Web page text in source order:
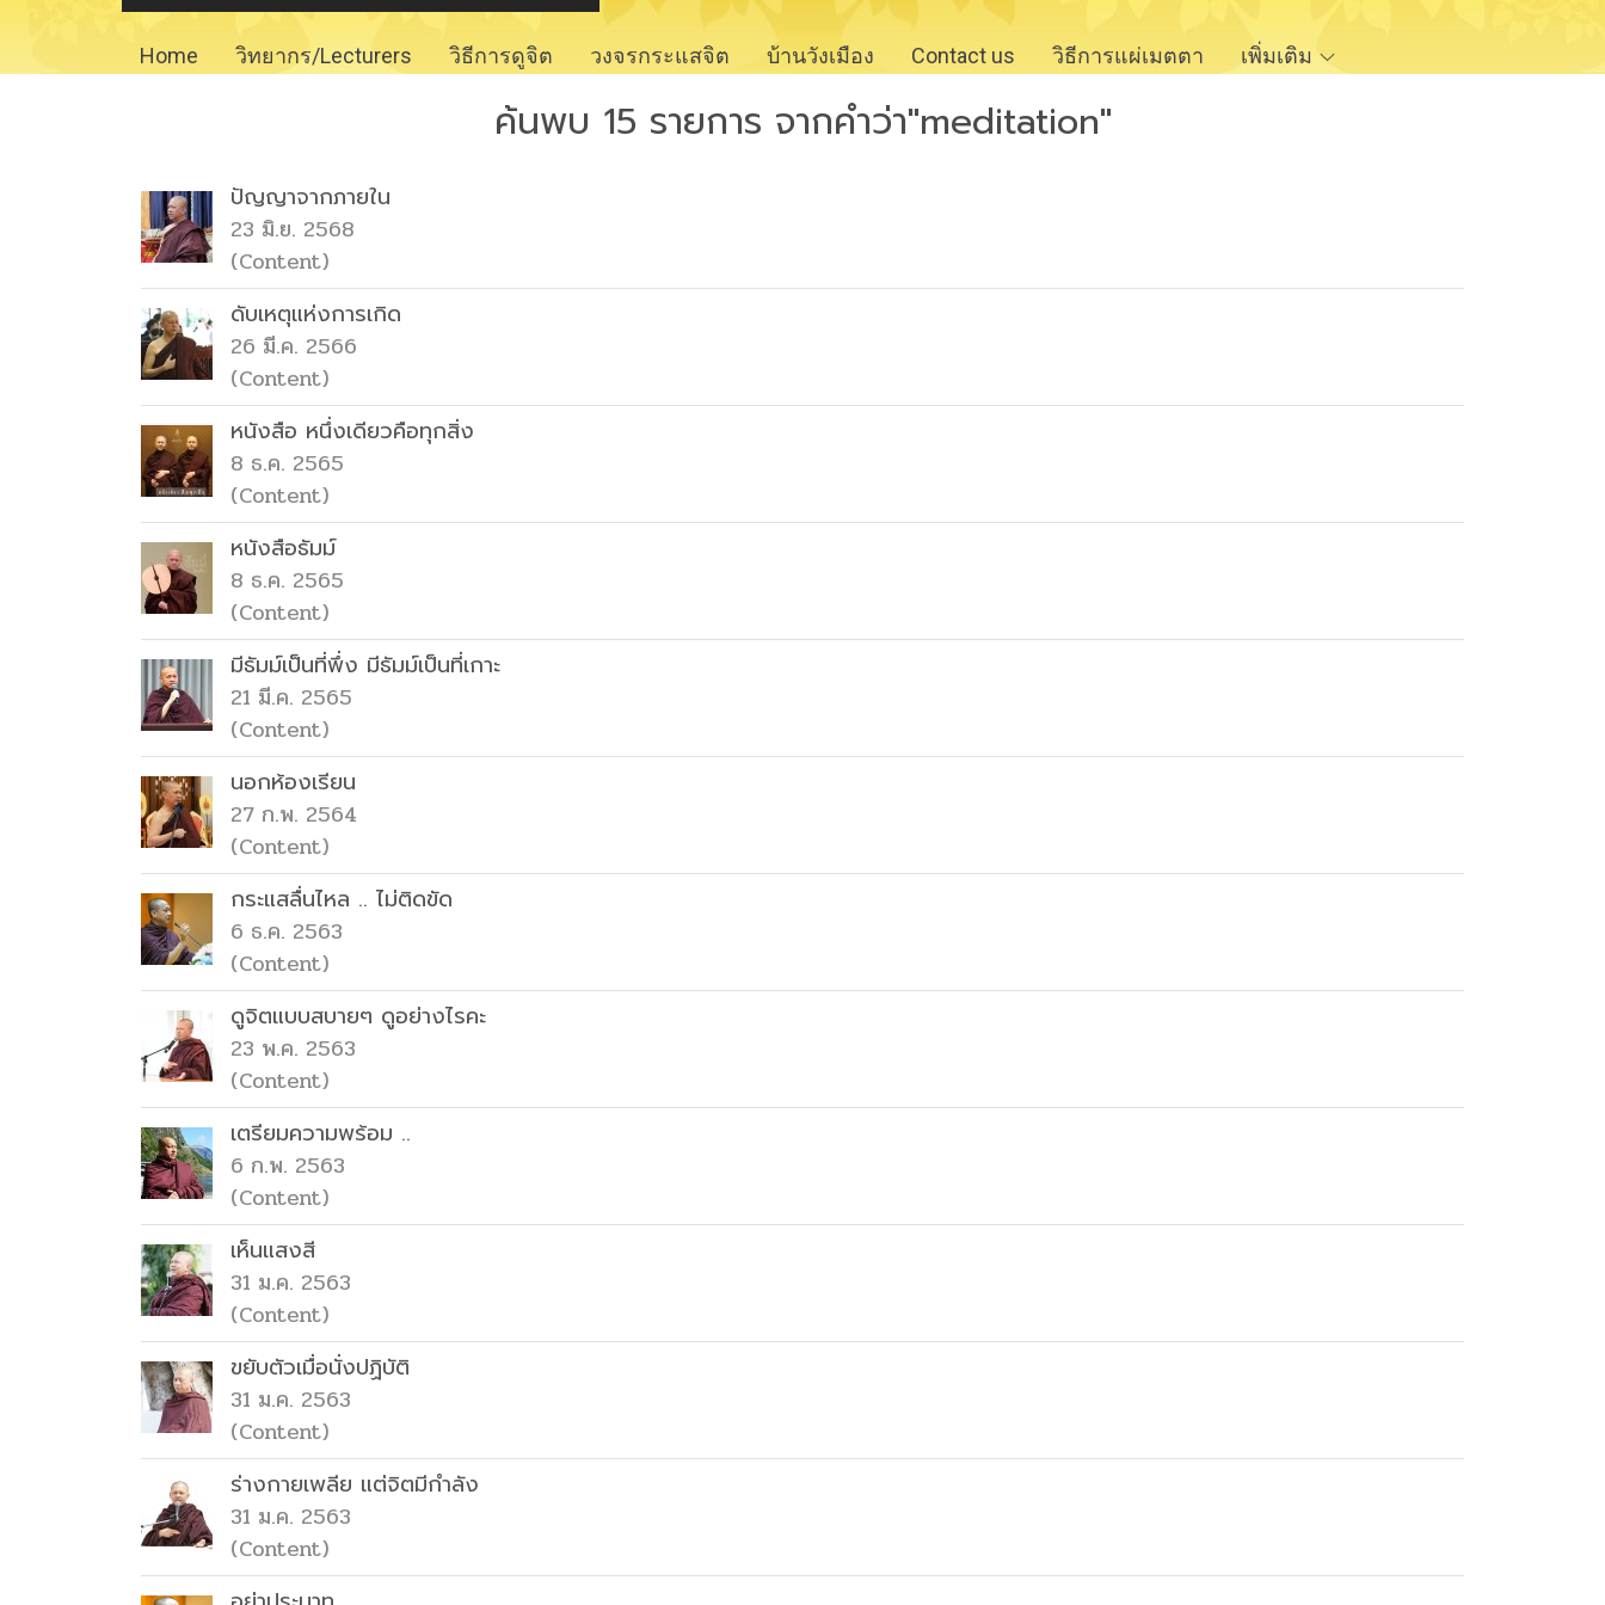
Home วิทยากร/Lecturers วิธีการดูจิต วงจรกระแสจิต บ้านวังเมือง Contact us วิธีการแผ่เมตตา เพิ่มเติม
ค้นพบ 15 รายการ จากคำว่า"meditation"
ปัญญาจากภายใน
23 มิ.ย. 2568
(Content)
ดับเหตุแห่งการเกิด
26 มี.ค. 2566
(Content)
หนังสือ หนึ่งเดียวคือทุกสิ่ง
8 ธ.ค. 2565
(Content)
หนังสือธัมม์
8 ธ.ค. 2565
(Content)
มีธัมม์เป็นที่พึ่ง มีธัมม์เป็นที่เกาะ
21 มี.ค. 2565
(Content)
นอกห้องเรียน
27 ก.พ. 2564
(Content)
กระแสลื่นไหล .. ไม่ติดขัด
6 ธ.ค. 2563
(Content)
ดูจิตแบบสบายๆ ดูอย่างไรคะ
23 พ.ค. 2563
(Content)
เตรียมความพร้อม ..
6 ก.พ. 2563
(Content)
เห็นแสงสี
31 ม.ค. 2563
(Content)
ขยับตัวเมื่อนั่งปฏิบัติ
31 ม.ค. 2563
(Content)
ร่างกายเพลีย แต่จิตมีกำลัง
31 ม.ค. 2563
(Content)